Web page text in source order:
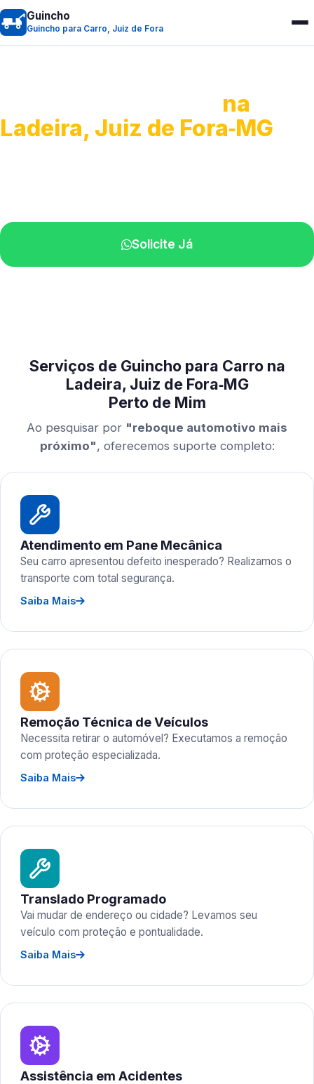
Guincho
Guincho para Carro, Juiz de Fora
na
Ladeira, Juiz de Fora‑MG
Solicite Já
Serviços de Guincho para Carro na
Ladeira, Juiz de Fora‑MG
Perto de Mim
Ao pesquisar por "reboque automotivo mais
próximo", oferecemos suporte completo:
Atendimento em Pane Mecânica
Seu carro apresentou defeito inesperado? Realizamos o
transporte com total segurança.
Saiba Mais
Remoção Técnica de Veículos
Necessita retirar o automóvel? Executamos a remoção
com proteção especializada.
Saiba Mais
Translado Programado
Vai mudar de endereço ou cidade? Levamos seu
veículo com proteção e pontualidade.
Saiba Mais
Assistência em Acidentes